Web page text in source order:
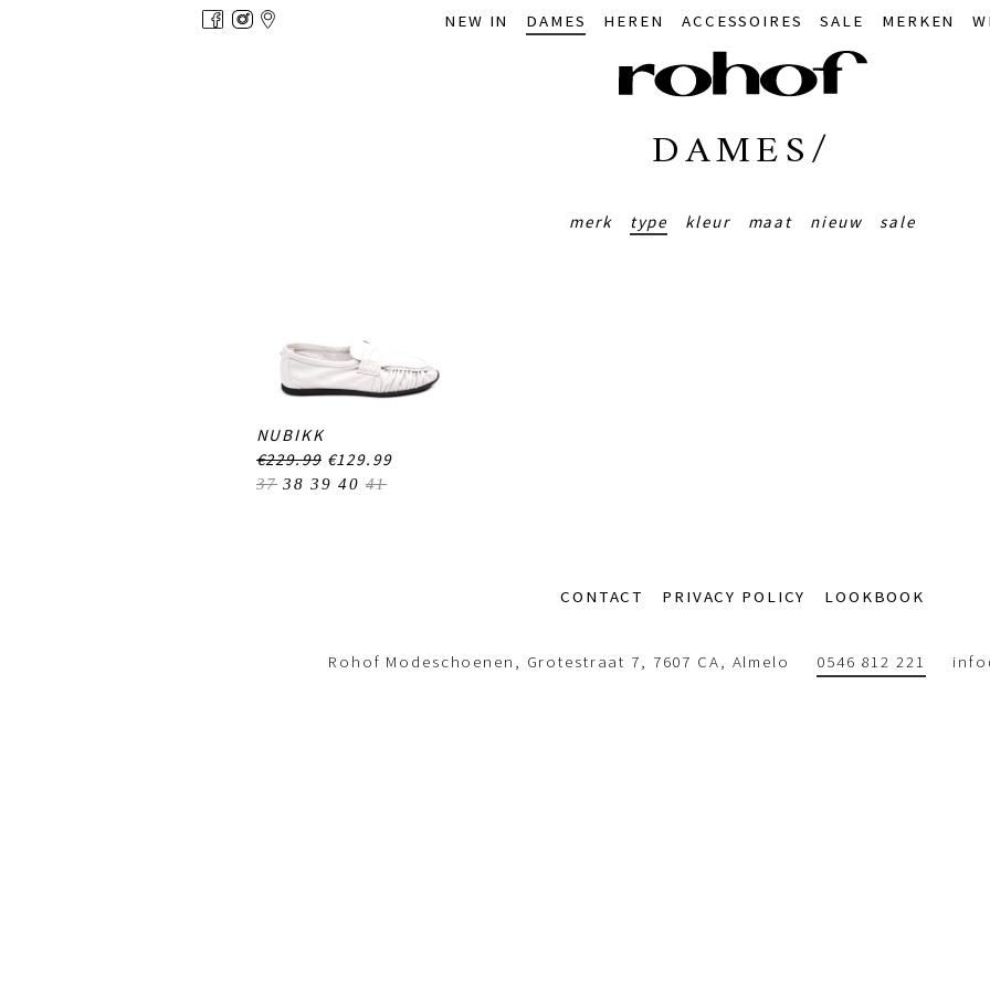
NEW IN DAMES HEREN ACCESSOIRES SALE MERKEN
DAMES/
merk type kleur maat nieuw sale
NUBIKK
€229.99 €129.99
37 38 39 40 41
CONTACT PRIVACY POLICY LOOKBOOK
Rohof Modeschoenen, Grotestraat 7, 7607 CA, Almelo 0546 812 221